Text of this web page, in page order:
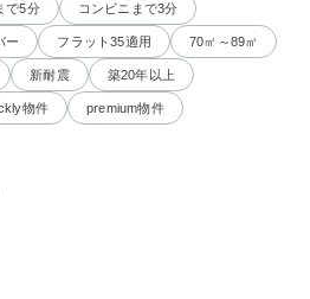
で5分 コンビニまで3分
ー フラット35適用 70㎡～89㎡
新耐震 築20年以上
物件 premium物件